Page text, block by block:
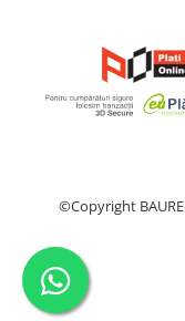
Piese Toyota
Piese Pinguely
Piese Autran
Piese Kleine
Piese Kleemann
©Copyright